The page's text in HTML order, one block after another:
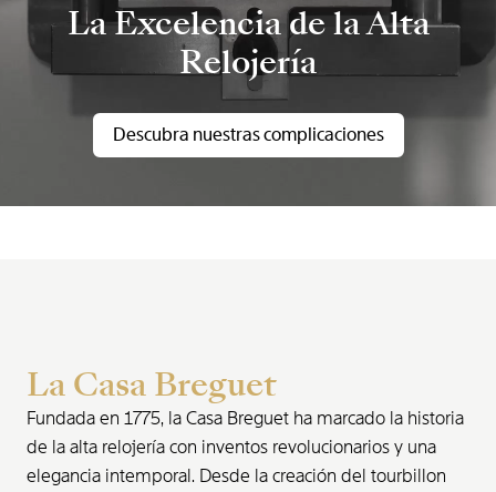
La Excelencia de la Alta
Relojería
Descubra nuestras complicaciones
La Casa Breguet
Fundada en 1775, la Casa Breguet ha marcado la historia
de la alta relojería con inventos revolucionarios y una
elegancia intemporal. Desde la creación del tourbillon